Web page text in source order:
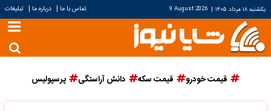
یکشنبه ۱۸ مرداد ۱۴۰۵ |
9 August 2026 تماس با ما | درباره ما | تبلیغات
قیمت خودرو قیمت سکه دانش آراستگی پرسپولیس